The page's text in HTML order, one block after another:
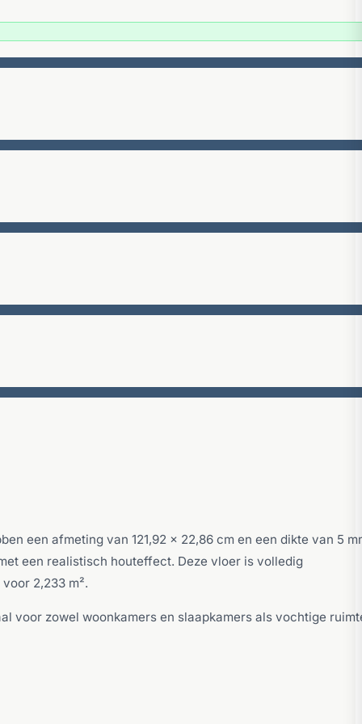
een afmeting van 121,92 x 22,86 cm en een dikte van 5
een realistisch houteffect. Deze vloer is volledig
2,233 m².
voor zowel woonkamers en slaapkamers als vochtige